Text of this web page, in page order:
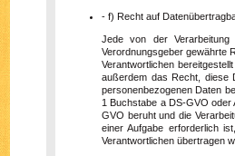
- f) Recht auf
Jede von der Verarbeitung
Verordnungsgeber gewährte
Verantwortlichen
außerdem das Recht, diese
personenbezogenen Daten
1 Buchstabe a DS-GVO
GVO beruht und die
einer Aufgabe erforderlich
Verantwortlichen übertragen